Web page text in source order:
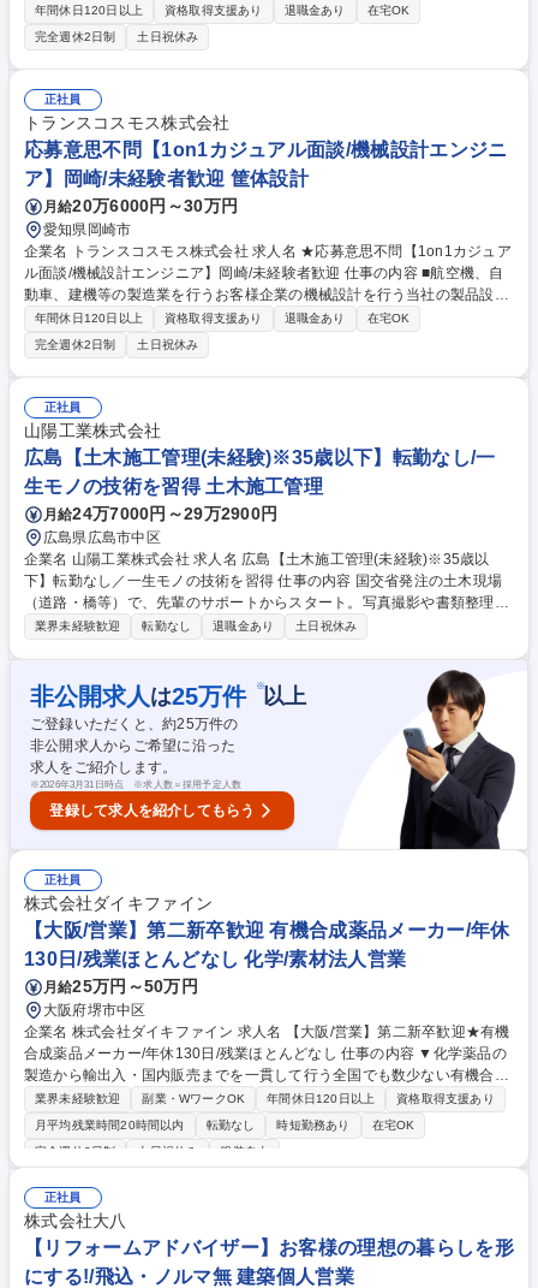
フバランスを整えてキャリアアップ可能！【応募後の流れ】カジュアル面
談→面談後に選考に進まれたいかの意思確認→面接→内定 ■面談にて事業
や業務の具体的なご説明はさせていただきます。やりたいことが決まって
なくても大丈夫です。「どんな会社で何をしてみたいか」を中心にお伺い
し、当社の業務とのマッチングを見ますので、まずは気軽にご応募くださ
い！★製造ラインや整備士からのキャリアチェンジで働き方改善をしなが
らの活躍事例多数！（業務内容の変更の範囲）当社業務全般 募集職種 応
募意志不問【カジュアル面談/機械設計】製造工程から設計へキャリアアッ
プ★
年間休日120日以上 資格取得支援あり 退職金あり
在宅OK
完全週休2日制
土日祝休み
正社員
トランスコスモス株式会社
応募意思不問【1on1カジュアル面談/機械設計エンジニ
ア】岡崎/未経験者歓迎 筐体設計
月給20万6000円～30万円
愛知県岡崎市
企業名 トランスコスモス株式会社 求人名 ★応募意思不問【1on1カジュア
ル面談/機械設計エンジニア】岡崎/未経験者歓迎 仕事の内容 ■航空機、自
動車、建機等の製造業を行うお客様企業の機械設計を行う当社の製品設計/
開発業務をお任せするポジションです。 【応募後の流れ】カジュアル面談
→面談後に選考に進まれたいかの意思確認→面接→内定 ■未経験からのキ
ャリアチェンジ、年収やエンジニアとしての今後のキャリアやスキル、市
場価値など、様々な悩みや想いをお持ちのあなたに「元エンジニア人事」
がお話をお伺いします。【魅力】★誰もが知る大手ナショナルクライアン
トと1次受けで直接取引 ★BPO業界最大手でお客様企業多く、ご経験やお
住まい、身に着けたいスキル、やりたいことを総合的に考えた上での案件
アサインが可能（業務内容の変更範囲）当社業務全般 募集職種 ★応募意
思不問【1on1カジュアル面談/機械設計エンジニア】岡崎/未経験者歓迎
年間休日120日以上 資格取得支援あり 退職金あり
在宅OK
完全週休2日制
土日祝休み
正社員
山陽工業株式会社
広島【土木施工管理(未経験)※35歳以下】転勤なし/一
生モノの技術を習得 土木施工管理
月給24万7000円～29万2900円
広島県広島市中区
企業名 山陽工業株式会社 求人名 広島【土木施工管理(未経験)※35歳以
下】転勤なし／一生モノの技術を習得 仕事の内容 国交省発注の土木現場
（道路・橋等）で、先輩のサポートからスタート。写真撮影や書類整理、
協力会社への連絡等を通じて、現場を動かす「施工管理」の基礎を学びま
影・整理） ■安全管理のサポート（朝礼準備や現場巡回） ■DXツール（iP
ad等）を使った報告書作成 ■先輩の指示に基づく協力会社への連絡 ※1現
場3～6人のチーム制。社長が元技術者のため、未経験者が躓きやすいポイ
ントを熟知した教育体制があります。 募集職種 広島【土木施工管理(未経
験)※35歳以下】転勤なし／一生モノの技術を習得
業界未経験歓迎 転勤なし 退職金あり 土日祝休み
非公開求人 は25万件 ※以上
ご登録いただくと、約25万件の
非公開求人からご希望に沿った
求人をご紹介します。
※2026年3月31日時点 ※求人数＝採用予定人数
登録して求人を紹介してもらう
正社員
株式会社ダイキファイン
【大阪/営業】第二新卒歓迎 有機合成薬品メーカー/年休
130日/残業ほとんどなし 化学/素材法人営業
月給25万円～50万円
大阪府堺市中区
企業名 株式会社ダイキファイン 求人名 【大阪/営業】第二新卒歓迎★有機
合成薬品メーカー/年休130日/残業ほとんどなし 仕事の内容 ▼化学薬品の
製造から輸出入・国内販売までを一貫して行う全国でも数少ない有機合成
薬品メーカーです。製薬/化学/素材/電材/化粧品業界の多様なニーズに応え
るべく、受託合成の営業ポジションの募集です。 【具体的には】■大手化
学メーカー等の研究所からの依頼で彼らが開発した化合物をスケールアッ
の協力会社にお願いするのか）し、原料を発注し製造。製造したのち、納
品までお客様のもとへ納品しにいきます。■既存顧客のフォローアップお
よび新規開拓活動（メインは既存顧客になります）★具体的なノルマはな
く、人を育てることをメインにした業務展開 募集職種 【大阪/営業】第二
新卒歓迎★有機合成薬品メーカー/年休130日/残業ほとんどなし
業界未経験歓迎 副業・WワークOK 年間休日120日以上
資格取得支援あり
月平均残業時間20時間以内
転勤なし 時短勤務あり
在宅OK
完全週休2日制
土日祝休み 服装自由
正社員
株式会社大八
【リフォームアドバイザー】お客様の理想の暮らしを形
にする!/飛込・ノルマ無 建築個人営業